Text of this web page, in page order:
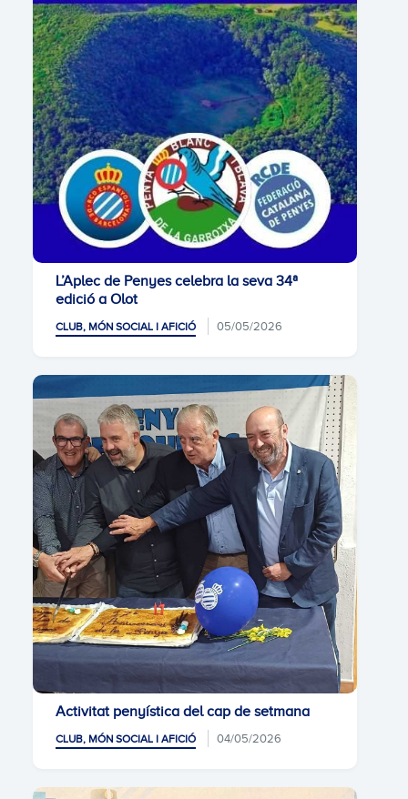
L’Aplec de Penyes celebra la seva 34ª
edició a Olot
CLUB, MÓN SOCIAL I AFICIÓ 05/05/2026
Activitat penyística del cap de setmana
CLUB, MÓN SOCIAL I AFICIÓ 04/05/2026